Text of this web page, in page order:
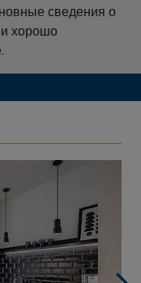
сведения о
хорошо